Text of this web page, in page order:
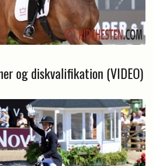
og diskvalifikation (VIDEO)